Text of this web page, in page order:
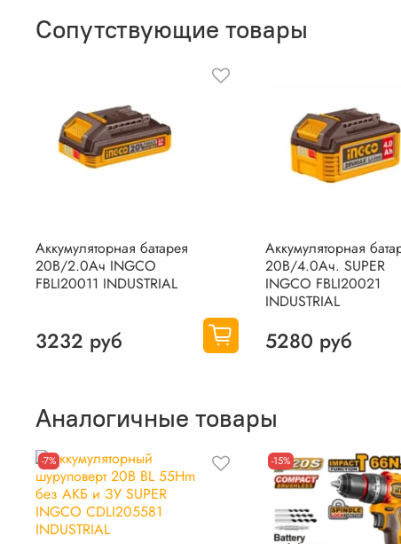
Ваш отзыв о товаре, магазине или работе продавца
Сопутствующие товары
Аккумуляторная батарея
20В/2.0Ач INGCO
FBLI20011 INDUSTRIAL
3232 руб
Аккумуляторная
20В/4.0Ач. SUPER
INGCO FBLI20021
INDUSTRIAL
5280 руб
Аналогичные товары
-7% -15%